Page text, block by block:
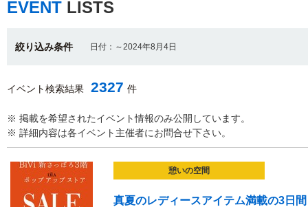
EVENT LISTS
絞り込み条件 日付：～2024年8月4日
イベント検索結果 2327 件
※ 掲載を希望されたイベント情報のみ公開しています。
※ 詳細内容は各イベント主催者にお問合せ下さい。
憩いの空間
真夏のレディースアイテム満載の3日間